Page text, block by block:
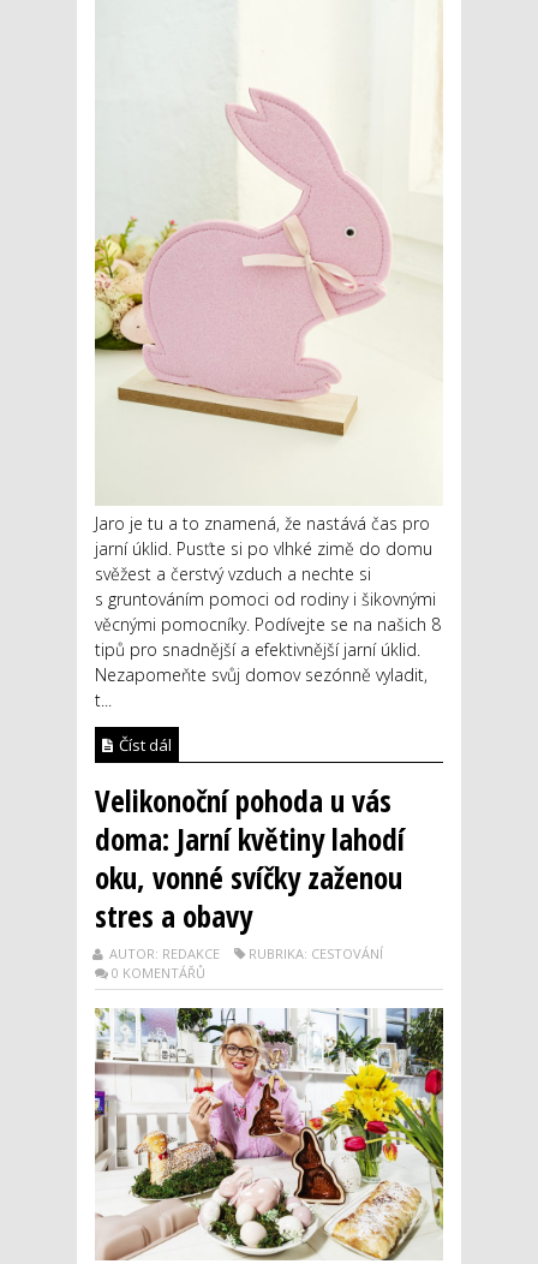
Jaro je tu a to znamená, že nastává čas pro
jarní úklid. Pusťte si po vlhké zimě do domu
svěžest a čerstvý vzduch a nechte si
s gruntováním pomoci od rodiny i šikovnými
věcnými pomocníky. Podívejte se na našich 8
tipů pro snadnější a efektivnější jarní úklid.
Nezapomeňte svůj domov sezónně vyladit,
t...
Číst dál
Velikonoční pohoda u vás
doma: Jarní květiny lahodí
oku, vonné svíčky zaženou
stres a obavy
AUTOR: REDAKCE
RUBRIKA: CESTOVÁNÍ
0 KOMENTÁŘŮ